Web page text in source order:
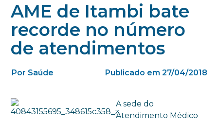
AME de Itambi bate
recorde no número
de atendimentos
Por Saúde Publicado em 27/04/2018
A sede do
Atendimento Médico